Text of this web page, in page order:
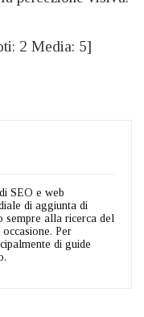
2 Media: 5]
SEO e web
di aggiunta di
sempre alla ricerca del
Per
di guide